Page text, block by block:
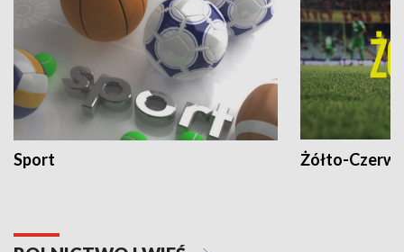
Sport Żółto-